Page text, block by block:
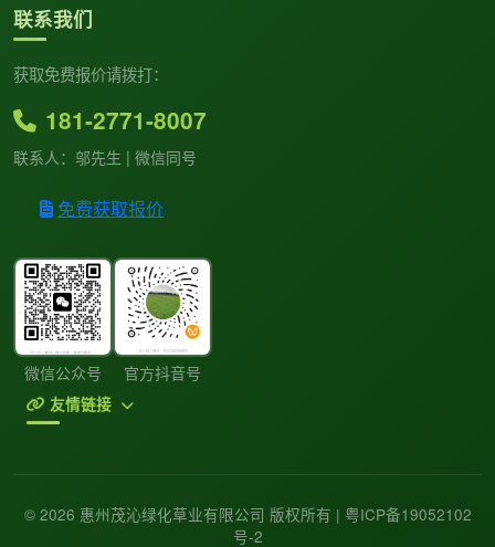
联系我们
获取免费报价请拨打：
181-2771-8007
联系人：邬先生 | 微信同号
免费获取报价
微信公众号 官方抖音号
友情链接
© 2026 惠州茂沁绿化草业有限公司 版权所有 | 粤ICP备19052102
号-2